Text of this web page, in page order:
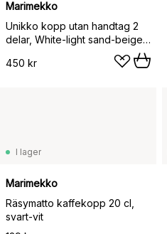
Marimekko
Unikko kopp utan handtag 2
delar, White-light sand-beige-
450 kr
I lager
Marimekko
Räsymatto kaffekopp 20 cl,
svart-vit